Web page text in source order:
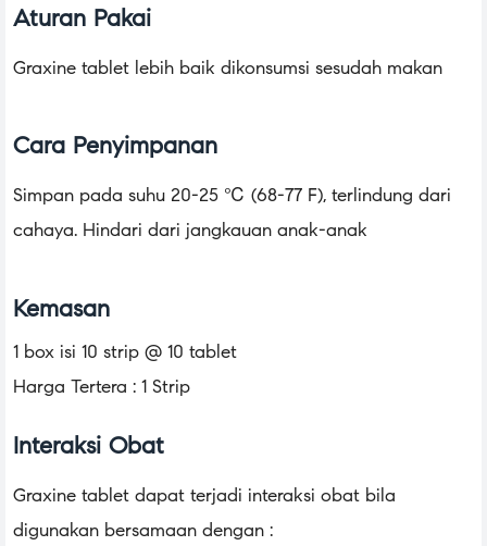
Aturan Pakai
Graxine tablet lebih baik dikonsumsi sesudah makan
Cara Penyimpanan
Simpan pada suhu 20-25 ℃ (68-77 F), terlindung dari
cahaya. Hindari dari jangkauan anak-anak
Kemasan
1 box isi 10 strip @ 10 tablet
Harga Tertera : 1 Strip
Interaksi Obat
Graxine tablet dapat terjadi interaksi obat bila
digunakan bersamaan dengan :